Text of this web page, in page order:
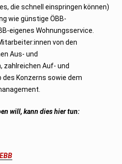
die schnell einspringen können)
wie günstige ÖBB-
eigenes Wohnungsservice.
von den
Aus- und
zahlreichen Auf- und
Konzerns sowie dem
will, kann dies hier tun: